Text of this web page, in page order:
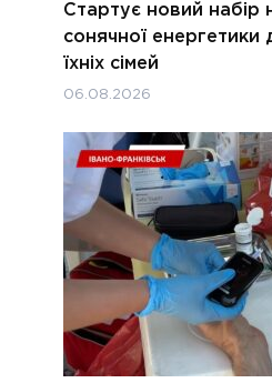
Стартує новий набір
сонячної енергетики
їхніх сімей
06.08.2026